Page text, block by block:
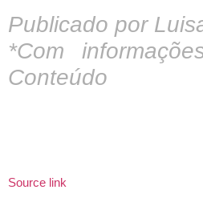
Publicado por
*Com
Conteúdo
Source link